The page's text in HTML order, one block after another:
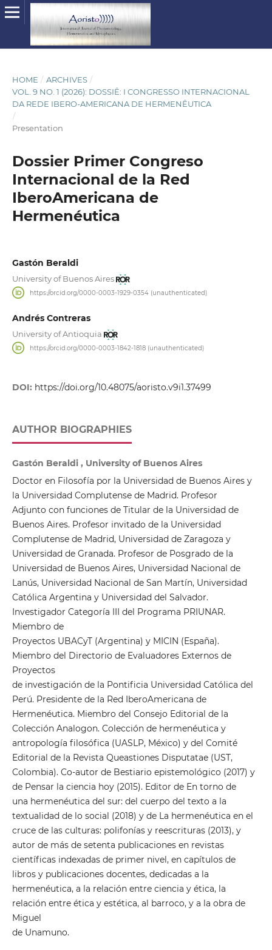
HOME / ARCHIVES /
VOL. 9 NO. 1 (2026): DOSSIÊ: I CONGRESSO INTERNACIONAL
DA REDE IBERO-AMERICANA DE HERMENÊUTICA
/
Presentation
Dossier Primer Congreso
Internacional de la Red
IberoAmericana de
Hermenéutica
Gastón Beraldi
University of Buenos Aires
https://orcid.org/0000-0003-1929-0354 (unauthenticated)
Andrés Contreras
University of Antioquia
https://orcid.org/0000-0003-1842-1818 (unauthenticated)
DOI: https://doi.org/10.48075/aoristo.v9i1.37499
AUTHOR BIOGRAPHIES
Gastón Beraldi , University of Buenos Aires
Doctor en Filosofía por la Universidad de Buenos Aires y
la Universidad Complutense de Madrid. Profesor
Adjunto con funciones de Titular de la Universidad de
Buenos Aires. Profesor invitado de la Universidad
Complutense de Madrid, Universidad de Zaragoza y
Universidad de Granada. Profesor de Posgrado de la
Universidad de Buenos Aires, Universidad Nacional de
Lanús, Universidad Nacional de San Martín, Universidad
Católica Argentina y Universidad del Salvador.
Investigador Categoría III del Programa PRIUNAR.
Miembro de
Proyectos UBACyT (Argentina) y MICIN (España).
Miembro del Directorio de Evaluadores Externos de
Proyectos
de investigación de la Pontificia Universidad Católica del
Perú. Presidente de la Red IberoAmericana de
Hermenéutica. Miembro del Consejo Editorial de la
Colección Analogon. Colección de hermenéutica y
antropología filosófica (UASLP, México) y del Comité
Editorial de la Revista Queastiones Disputatae (UST,
Colombia). Co-autor de Bestiario epistemológico (2017) y
de Pensar la ciencia hoy (2015). Editor de En torno de
una hermenéutica del sur: del cuerpo del texto a la
textualidad de lo social (2018) y de La hermenéutica en el
cruce de las culturas: polifonías y reescrituras (2013), y
autor de más de setenta publicaciones en revistas
científicas indexadas de primer nivel, en capítulos de
libros y publicaciones docentes, dedicadas a la
hermenéutica, a la relación entre ciencia y ética, la
relación entre ética y estética, al barroco, y a la obra de
Miguel
de Unamuno.